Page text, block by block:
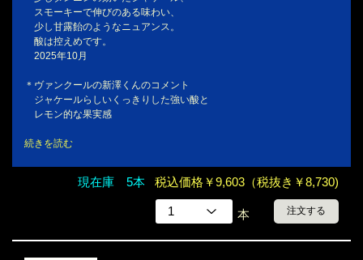
スモーキーで伸びのある味わい、
少し甘露飴のようなニュアンス。
酸は控えめです。
2025年10月
＊ヴァンクールの新澤くんのコメント
ジャケールらしいくっきりした強い酸と
レモン的な果実感
続きを読む
現在庫 5本 税込価格￥9,603（税抜き￥8,730)
本 注文する